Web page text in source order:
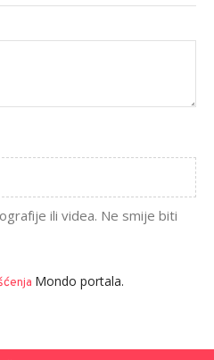
ili videa. Ne smije biti
Mondo portala.